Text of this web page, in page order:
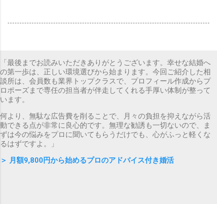
「最後までお読みいただきありがとうございます。幸せな結婚へ
の第一歩は、正しい環境選びから始まります。今回ご紹介した相
談所は、会員数も業界トップクラスで、プロフィール作成からプ
ロポーズまで専任の担当者が伴走してくれる手厚い体制が整って
います。
何より、無駄な広告費を削ることで、月々の負担を抑えながら活
動できる点が非常に良心的です。無理な勧誘も一切ないので、ま
ずは今の悩みをプロに聞いてもらうだけでも、心がふっと軽くな
るはずですよ。」
＞ 月額9,800円から始めるプロのアドバイス付き婚活